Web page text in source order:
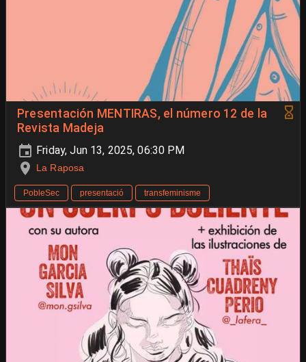
Presentación MENTIRAS, el número 12 de la
Revista Madeja
Friday, Jun 13, 2025, 06:30 PM
La Raposa
PobleSec presentació transfeminisme